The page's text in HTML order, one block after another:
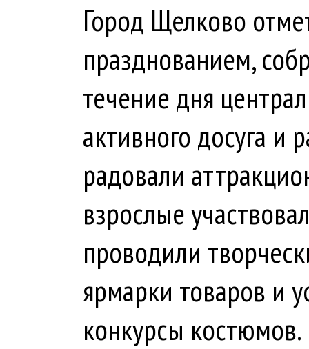
Город Щелково
празднованием,
течение дня
активного досуга и
радовали
взрослые
проводили
ярмарки товаров и
конкурсы костюмов.